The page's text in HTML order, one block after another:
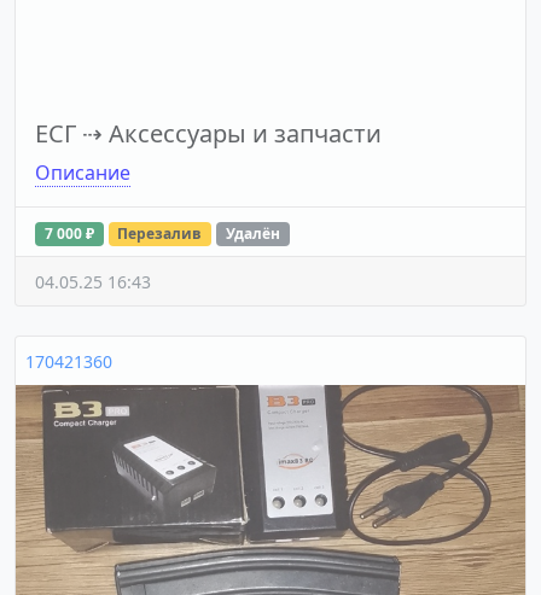
ЕСГ ⇢ Аксессуары и запчасти
Описание
7 000 ₽ Перезалив Удалён
04.05.25 16:43
170421360